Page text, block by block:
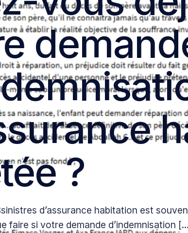
?
d’assurance habitation est
faire si votre demande d’indemnisation